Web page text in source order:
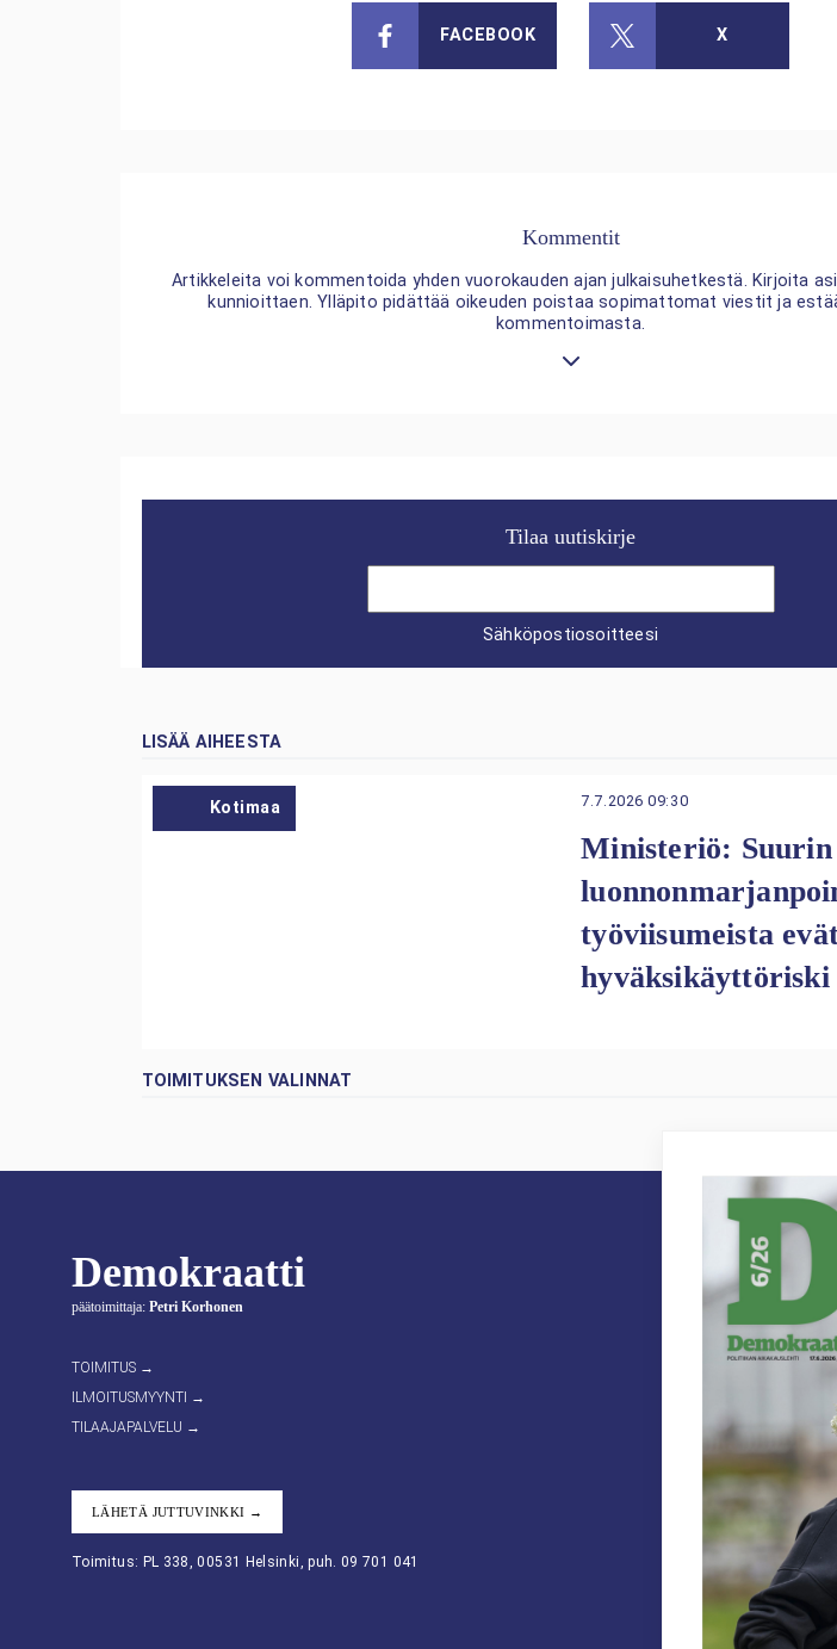
FACEBOOK X
Kommentit
Artikkeleita voi kommentoida yhden vuorokauden ajan julkaisuhetkestä. Kirjoita
kunnioittaen. Ylläpito pidättää oikeuden poistaa sopimattomat viestit ja
kommentoimasta.
Tilaa uutiskirje
Sähköpostiosoitteesi
LISÄÄ AIHEESTA
Kotimaa 7.7.2026 09:30
Ministeriö: Suurin
työviisumeista
hyväksikäyttöriski
TOIMITUKSEN VALINNAT
Demokraatti
päätoimittaja: Petri Korhonen
TOIMITUS →
ILMOITUSMYYNTI →
TILAAJAPALVELU →
LÄHETÄ JUTTUVINKKI →
Toimitus: PL 338, 00531 Helsinki, puh. 09 701 041